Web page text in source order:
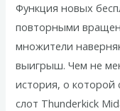
Функция новых
повторными
множители
выигрыш. Чем не
история, о которой
слот Thunderkick